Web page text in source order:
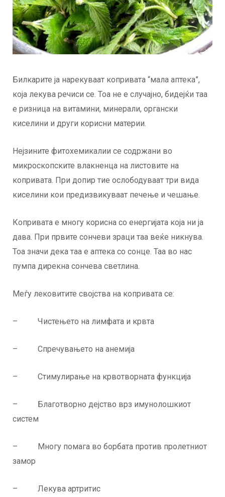
Билкарите ја нарекуваат копривата “мала аптека”,
која лекува речиси се. Тоа не е случајно, бидејќи таа
е ризница на витамини, минерали, органски
киселини и други корисни материи.
Нејзините фитохемикалии се содржани во
микроскопските влакненца на листовите на
копривата. При допир тие ослободуваат три вида
киселини кои предизвикуваат печење и чешање.
Копривата е многу корисна со енергијата која ни ја
дава. При првите сончеви зраци таа веќе никнува.
Тоа значи дека таа е аптека со сонце. Таа во нас
пумпа дирекна сончева светлина.
Меѓу лековитите својства на копривата се:
– Чистењето на лимфата и крвта
– Спречувањето на анемија
– Стимулирање на крвотворната функција
– Благотворно дејство врз имунолошкиот
систем
– Многу помага во борбата против пролетниот
замор
– Лекува артритис